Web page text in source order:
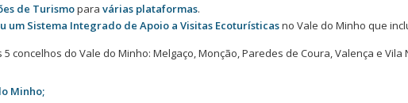
de Turismopara várias plataformas.
um Sistema Integrado de Apoio a Visitas Ecoturísticasno Vale do Minho que
5 concelhos do Vale do Minho: Melgaço, Monção, Paredes de Coura, Valença e Vila
Minho;